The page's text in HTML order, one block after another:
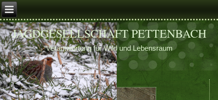
JAGDGESELLSCHAFT PETTENBACH
Verantwortung für Wild und Lebensraum